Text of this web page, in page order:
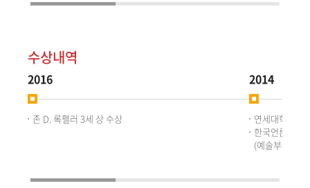
수상내역
2016
존 D. 록펠러 3세 상 수상
2014
연세대학교 문
한국언론인 연
(예술부문)